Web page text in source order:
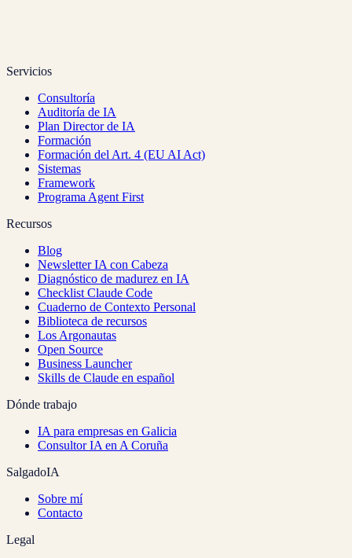
Servicios
Consultoría
Auditoría de IA
Plan Director de IA
Formación
Formación del Art. 4 (EU AI Act)
Sistemas
Framework
Programa Agent First
Recursos
Blog
Newsletter IA con Cabeza
Diagnóstico de madurez en IA
Checklist Claude Code
Cuaderno de Contexto Personal
Biblioteca de recursos
Los Argonautas
Open Source
Business Launcher
Skills de Claude en español
Dónde trabajo
IA para empresas en Galicia
Consultor IA en A Coruña
SalgadoIA
Sobre mí
Contacto
Legal